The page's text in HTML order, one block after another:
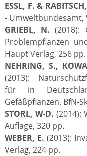
ESSL, F. &
- Umweltbundesamt,
GRIEBL, N. (2018):
Problempflanzen
Haupt Verlag, 256 pp.
NEHRING, S.,
(2013):
für in
Gefäßpflanzen. BfN-
STORL, W-D. (2014):
Auflage, 320 pp.
WEBER, E. (2013):
Verlag, 224 pp.